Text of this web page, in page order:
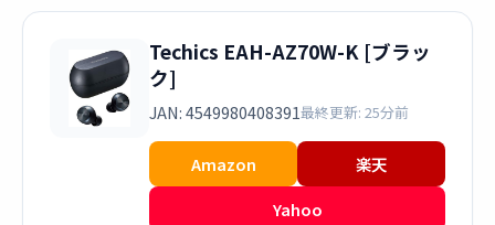
Techics EAH-AZ70W-K [ブラッ
ク]
JAN: 4549980408391最終更新: 25分前
Amazon
楽天
Yahoo